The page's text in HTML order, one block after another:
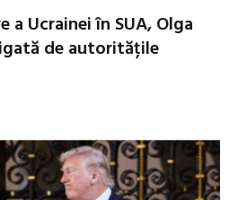
a Ucrainei în SUA, Olga
de autoritățile